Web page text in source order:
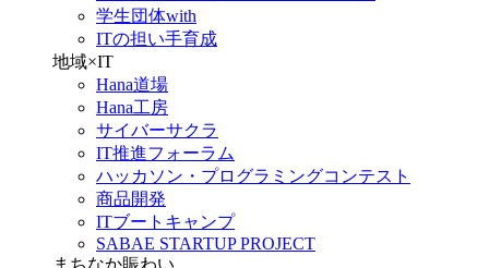
学生団体with
ITの担い手育成
地域×IT
Hana道場
Hana工房
サイバーサクラ
IT推進フォーラム
ハッカソン・プログラミングコンテスト
商品開発
ITブートキャンプ
SABAE STARTUP PROJECT
まちなか賑わい